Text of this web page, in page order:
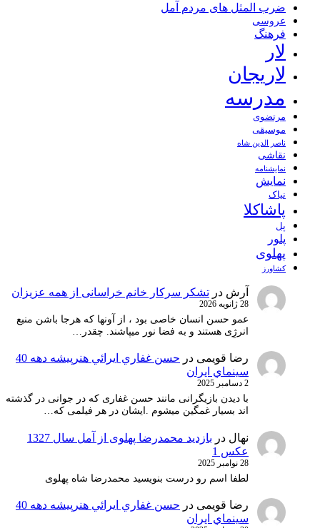
ضرب المثل های مردم آمل
عروسی
فرهنگ
لار
لاریجان
مدرسه
مرتضوی
موسیقی
ناصر الدین شاه
نقاشی
نمايشنامه
نمایش
نیاک
پاشاکلا
پل
پلور
پهلوی
کشاورز
آرش در تشکر سرکار خانم خراسانی از همه عزیزان
28 ژانویه 2026
عمو حسن انسان خاصی بود ، از آونها که هرجا باشن منبع
انرژِی هستند و به فضا نور میپاشند. چقدر…
رضا قویمی در
حسن غفاري ايرائي هنرپيشه دهه 40
سينماي ايران
2 دسامبر 2025
با دیدن بازیگرانی مانند حسن غفاری که در جوانی در گذشته
اند بسیار غمگین میشوم .ایشان در هر فیلمی که…
نهال در
بازدید محمدرضا پهلوی از آمل سال 1327
عکس 1
28 نوامبر 2025
لطفا اسم رو درست بنویسید محمدرضا شاه پهلوی
رضا قویمی در
حسن غفاري ايرائي هنرپيشه دهه 40
سينماي ايران